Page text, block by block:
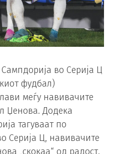
во Серија Ц
фудбал)
меѓу навивачите
Џенова. Додека
тагуваат по
Серија Ц, навивачите
„скокаа“ од радост.